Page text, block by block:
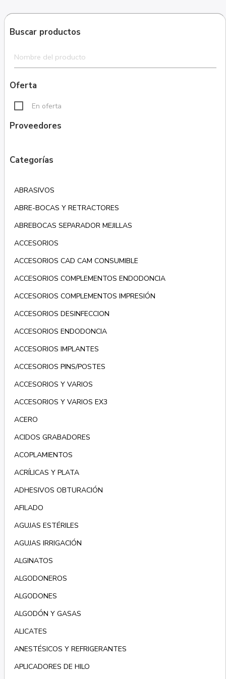
Buscar productos
Oferta
En oferta
Proveedores
Categorías
ABRASIVOS
ABRE-BOCAS Y RETRACTORES
ABREBOCAS SEPARADOR MEJILLAS
ACCESORIOS
ACCESORIOS CAD CAM CONSUMIBLE
ACCESORIOS COMPLEMENTOS ENDODONCIA
ACCESORIOS COMPLEMENTOS IMPRESIÓN
ACCESORIOS DESINFECCION
ACCESORIOS ENDODONCIA
ACCESORIOS IMPLANTES
ACCESORIOS PINS/POSTES
ACCESORIOS Y VARIOS
ACCESORIOS Y VARIOS EX3
ACERO
ACIDOS GRABADORES
ACOPLAMIENTOS
ACRÍLICAS Y PLATA
ADHESIVOS OBTURACIÓN
AFILADO
AGUJAS ESTÉRILES
AGUJAS IRRIGACIÓN
ALGINATOS
ALGODONEROS
ALGODONES
ALGODÓN Y GASAS
ALICATES
ANESTÉSICOS Y REFRIGERANTES
APLICADORES DE HILO